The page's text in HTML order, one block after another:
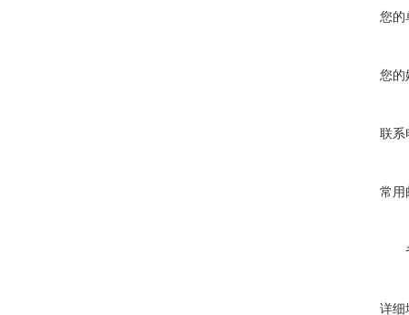
您的
您的
联系
常用
详细